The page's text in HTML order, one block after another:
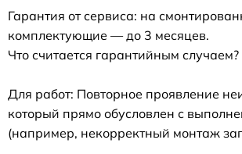
Гарантия от сервиса: на
комплектующие — до 3 месяцев.
Что считается гарантийным случаем?
Для работ: Повторное проявление
который прямо обусловлен с
(например, некорректный монтаж